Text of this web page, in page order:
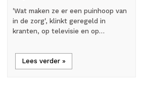
'Wat maken ze er een puinhoop van
in de zorg', klinkt geregeld in
kranten, op televisie en op…
Lees verder »